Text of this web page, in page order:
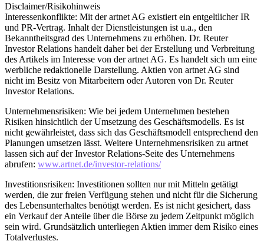
Disclaimer/Risikohinweis
Interessenkonflikte: Mit der artnet AG existiert ein entgeltlicher IR
und PR-Vertrag. Inhalt der Dienstleistungen ist u.a., den
Bekanntheitsgrad des Unternehmens zu erhöhen. Dr. Reuter
Investor Relations handelt daher bei der Erstellung und Verbreitung
des Artikels im Interesse von der artnet AG. Es handelt sich um eine
werbliche redaktionelle Darstellung. Aktien von artnet AG sind
nicht im Besitz von Mitarbeitern oder Autoren von Dr. Reuter
Investor Relations.
Unternehmensrisiken: Wie bei jedem Unternehmen bestehen
Risiken hinsichtlich der Umsetzung des Geschäftsmodells. Es ist
nicht gewährleistet, dass sich das Geschäftsmodell entsprechend den
Planungen umsetzen lässt. Weitere Unternehmensrisiken zu artnet
lassen sich auf der Investor Relations-Seite des Unternehmens
abrufen: www.artnet.de/investor-relations/
Investitionsrisiken: Investitionen sollten nur mit Mitteln getätigt
werden, die zur freien Verfügung stehen und nicht für die Sicherung
des Lebensunterhaltes benötigt werden. Es ist nicht gesichert, dass
ein Verkauf der Anteile über die Börse zu jedem Zeitpunkt möglich
sein wird. Grundsätzlich unterliegen Aktien immer dem Risiko eines
Totalverlustes.